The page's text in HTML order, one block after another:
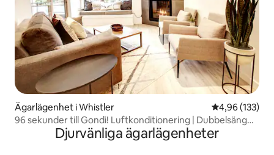
Ägarlägenhet i Whistler 4,96 av 5 i
4,96 (133)
96 sekunder till Gondi! Luftkonditionering | Dubbelsäng
(King) | Bubbelpool och pool
Djurvänliga ägarlägenheter